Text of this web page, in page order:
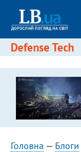
Defense Tech
Головна — Блоги